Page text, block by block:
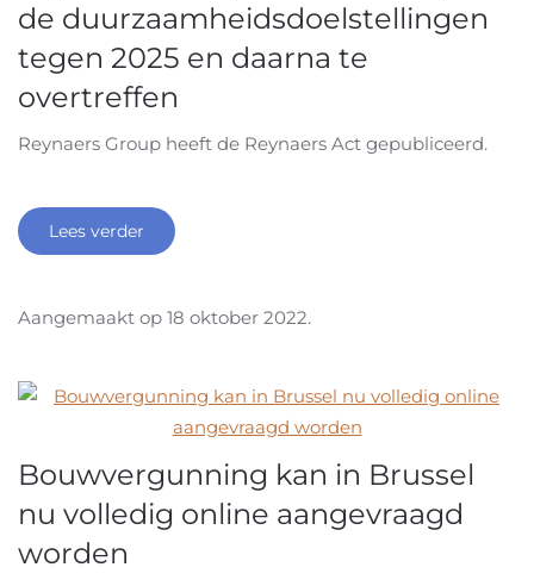
de duurzaamheidsdoelstellingen
tegen 2025 en daarna te
overtreffen
Reynaers Group heeft de Reynaers Act gepubliceerd.
Lees verder
Aangemaakt op 18 oktober 2022.
Bouwvergunning kan in Brussel
nu volledig online aangevraagd
worden